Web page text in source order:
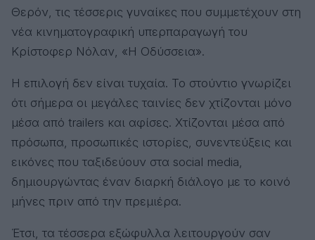
Θερόν, τις τέσσερις γυναίκες που συμμετέχουν στη
νέα κινηματογραφική υπερπαραγωγή του
Κρίστοφερ Νόλαν, «Η Οδύσσεια».
Η επιλογή δεν είναι τυχαία. Το στούντιο γνωρίζει
ότι σήμερα οι μεγάλες ταινίες δεν χτίζονται μόνο
μέσα από trailers και αφίσες. Χτίζονται μέσα από
πρόσωπα, προσωπικές ιστορίες, συνεντεύξεις και
εικόνες που ταξιδεύουν στα social media,
δημιουργώντας έναν διαρκή διάλογο με το κοινό
μήνες πριν από την πρεμιέρα.
Έτσι, τα τέσσερα εξώφυλλα λειτουργούν σαν